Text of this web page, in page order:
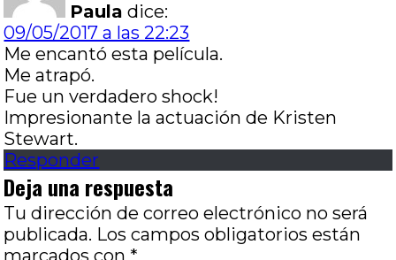
Paula dice:
09/05/2017 a las 22:23
Me encantó esta película.
Me atrapó.
Fue un verdadero shock!
Impresionante la actuación de Kristen
Stewart.
Responder
Deja una respuesta
Tu dirección de correo electrónico no será
publicada. Los campos obligatorios están
marcados con *